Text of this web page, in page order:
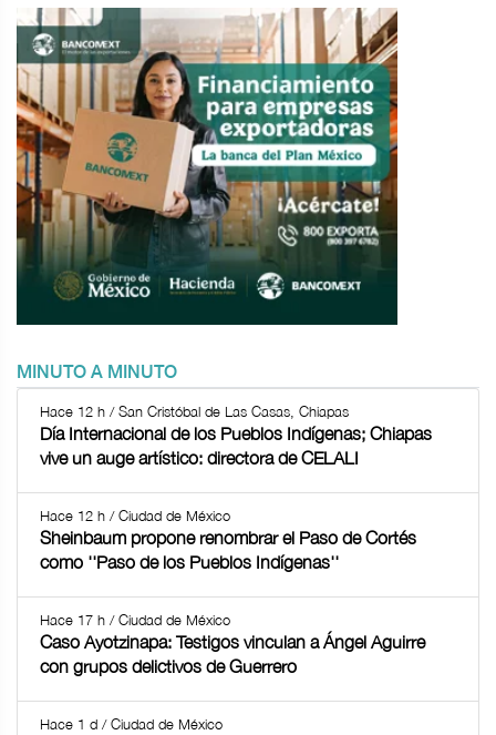
MINUTO A MINUTO
Hace 12 h / San Cristóbal de Las Casas, Chiapas
Día Internacional de los Pueblos Indígenas; Chiapas
vive un auge artístico: directora de CELALI
Hace 12 h / Ciudad de México
Sheinbaum propone renombrar el Paso de Cortés
como ''Paso de los Pueblos Indígenas''
Hace 17 h / Ciudad de México
Caso Ayotzinapa: Testigos vinculan a Ángel Aguirre
con grupos delictivos de Guerrero
Hace 1 d / Ciudad de México